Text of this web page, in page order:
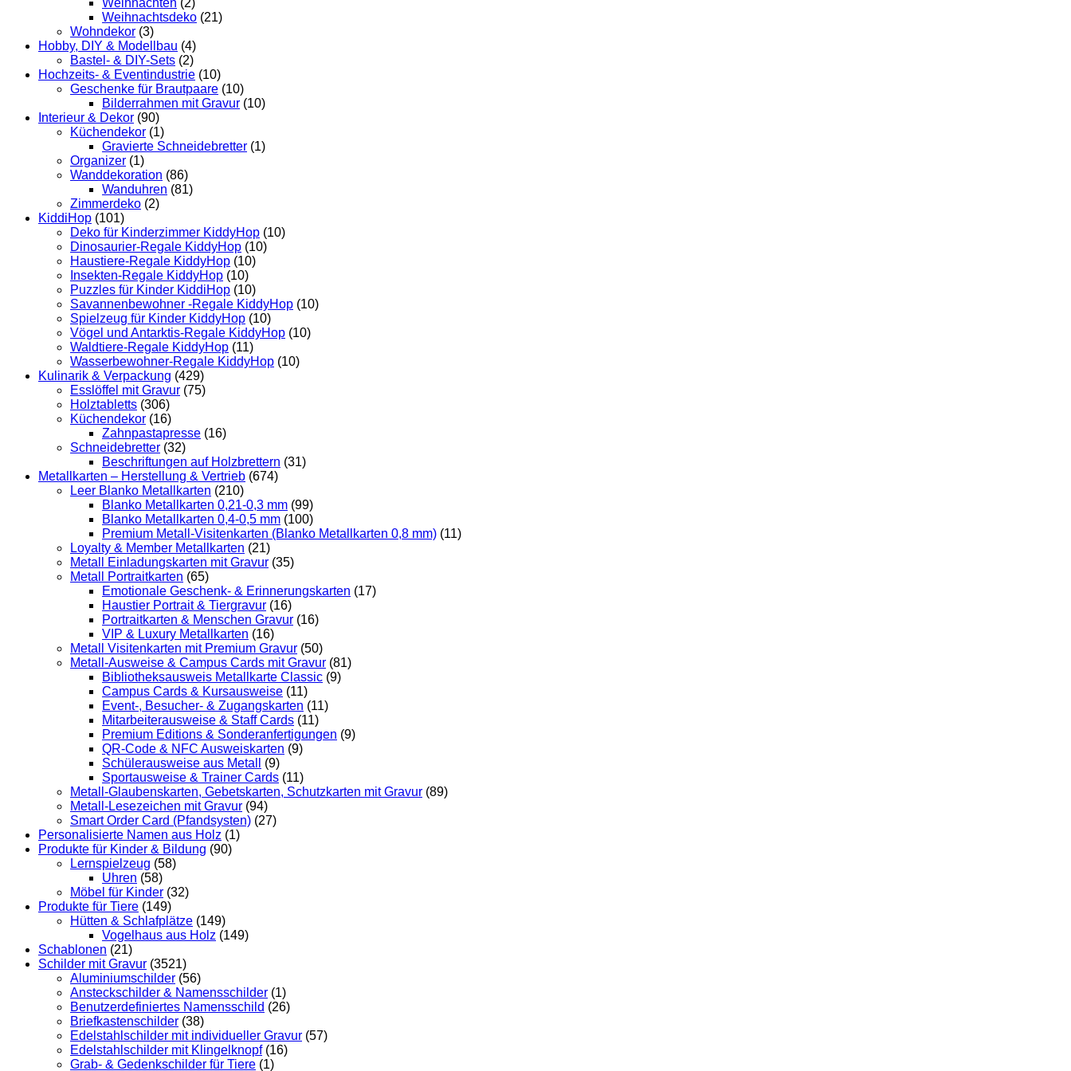
Weihnachten (2)
Weihnachtsdeko (21)
Wohndekor (3)
Hobby, DIY & Modellbau (4)
Bastel- & DIY-Sets (2)
Hochzeits- & Eventindustrie (10)
Geschenke für Brautpaare (10)
Bilderrahmen mit Gravur (10)
Interieur & Dekor (90)
Küchendekor (1)
Gravierte Schneidebretter (1)
Organizer (1)
Wanddekoration (86)
Wanduhren (81)
Zimmerdeko (2)
KiddiHop (101)
Deko für Kinderzimmer KiddyHop (10)
Dinosaurier-Regale KiddyHop (10)
Haustiere-Regale KiddyHop (10)
Insekten-Regale KiddyHop (10)
Puzzles für Kinder KiddiHop (10)
Savannenbewohner -Regale KiddyHop (10)
Spielzeug für Kinder KiddyHop (10)
Vögel und Antarktis-Regale KiddyHop (10)
Waldtiere-Regale KiddyHop (11)
Wasserbewohner-Regale KiddyHop (10)
Kulinarik & Verpackung (429)
Esslöffel mit Gravur (75)
Holztabletts (306)
Küchendekor (16)
Zahnpastapresse (16)
Schneidebretter (32)
Beschriftungen auf Holzbrettern (31)
Metallkarten – Herstellung & Vertrieb (674)
Leer Blanko Metallkarten (210)
Blanko Metallkarten 0,21-0,3 mm (99)
Blanko Metallkarten 0,4-0,5 mm (100)
Premium Metall-Visitenkarten (Blanko Metallkarten 0,8 mm) (11)
Loyalty & Member Metallkarten (21)
Metall Einladungskarten mit Gravur (35)
Metall Portraitkarten (65)
Emotionale Geschenk- & Erinnerungskarten (17)
Haustier Portrait & Tiergravur (16)
Portraitkarten & Menschen Gravur (16)
VIP & Luxury Metallkarten (16)
Metall Visitenkarten mit Premium Gravur (50)
Metall-Ausweise & Campus Cards mit Gravur (81)
Bibliotheksausweis Metallkarte Classic (9)
Campus Cards & Kursausweise (11)
Event-, Besucher- & Zugangskarten (11)
Mitarbeiterausweise & Staff Cards (11)
Premium Editions & Sonderanfertigungen (9)
QR-Code & NFC Ausweiskarten (9)
Schülerausweise aus Metall
(9)
Sportausweise & Trainer Cards (11)
Metall-Glaubenskarten, Gebetskarten, Schutzkarten mit Gravur (89)
Metall-Lesezeichen mit Gravur (94)
Smart Order Card (Pfandsysten) (27)
Personalisierte Namen aus Holz (1)
Produkte für Kinder & Bildung (90)
Lernspielzeug (58)
Uhren (58)
Möbel für Kinder (32)
Produkte für Tiere (149)
Hütten & Schlafplätze (149)
Vogelhaus aus Holz (149)
Schablonen (21)
Schilder mit Gravur (3521)
Aluminiumschilder (56)
Ansteckschilder & Namensschilder (1)
Benutzerdefiniertes Namensschild (26)
Briefkastenschilder (38)
Edelstahlschilder mit individueller Gravur (57)
Edelstahlschilder mit Klingelknopf (16)
Grab- & Gedenkschilder für Tiere (1)